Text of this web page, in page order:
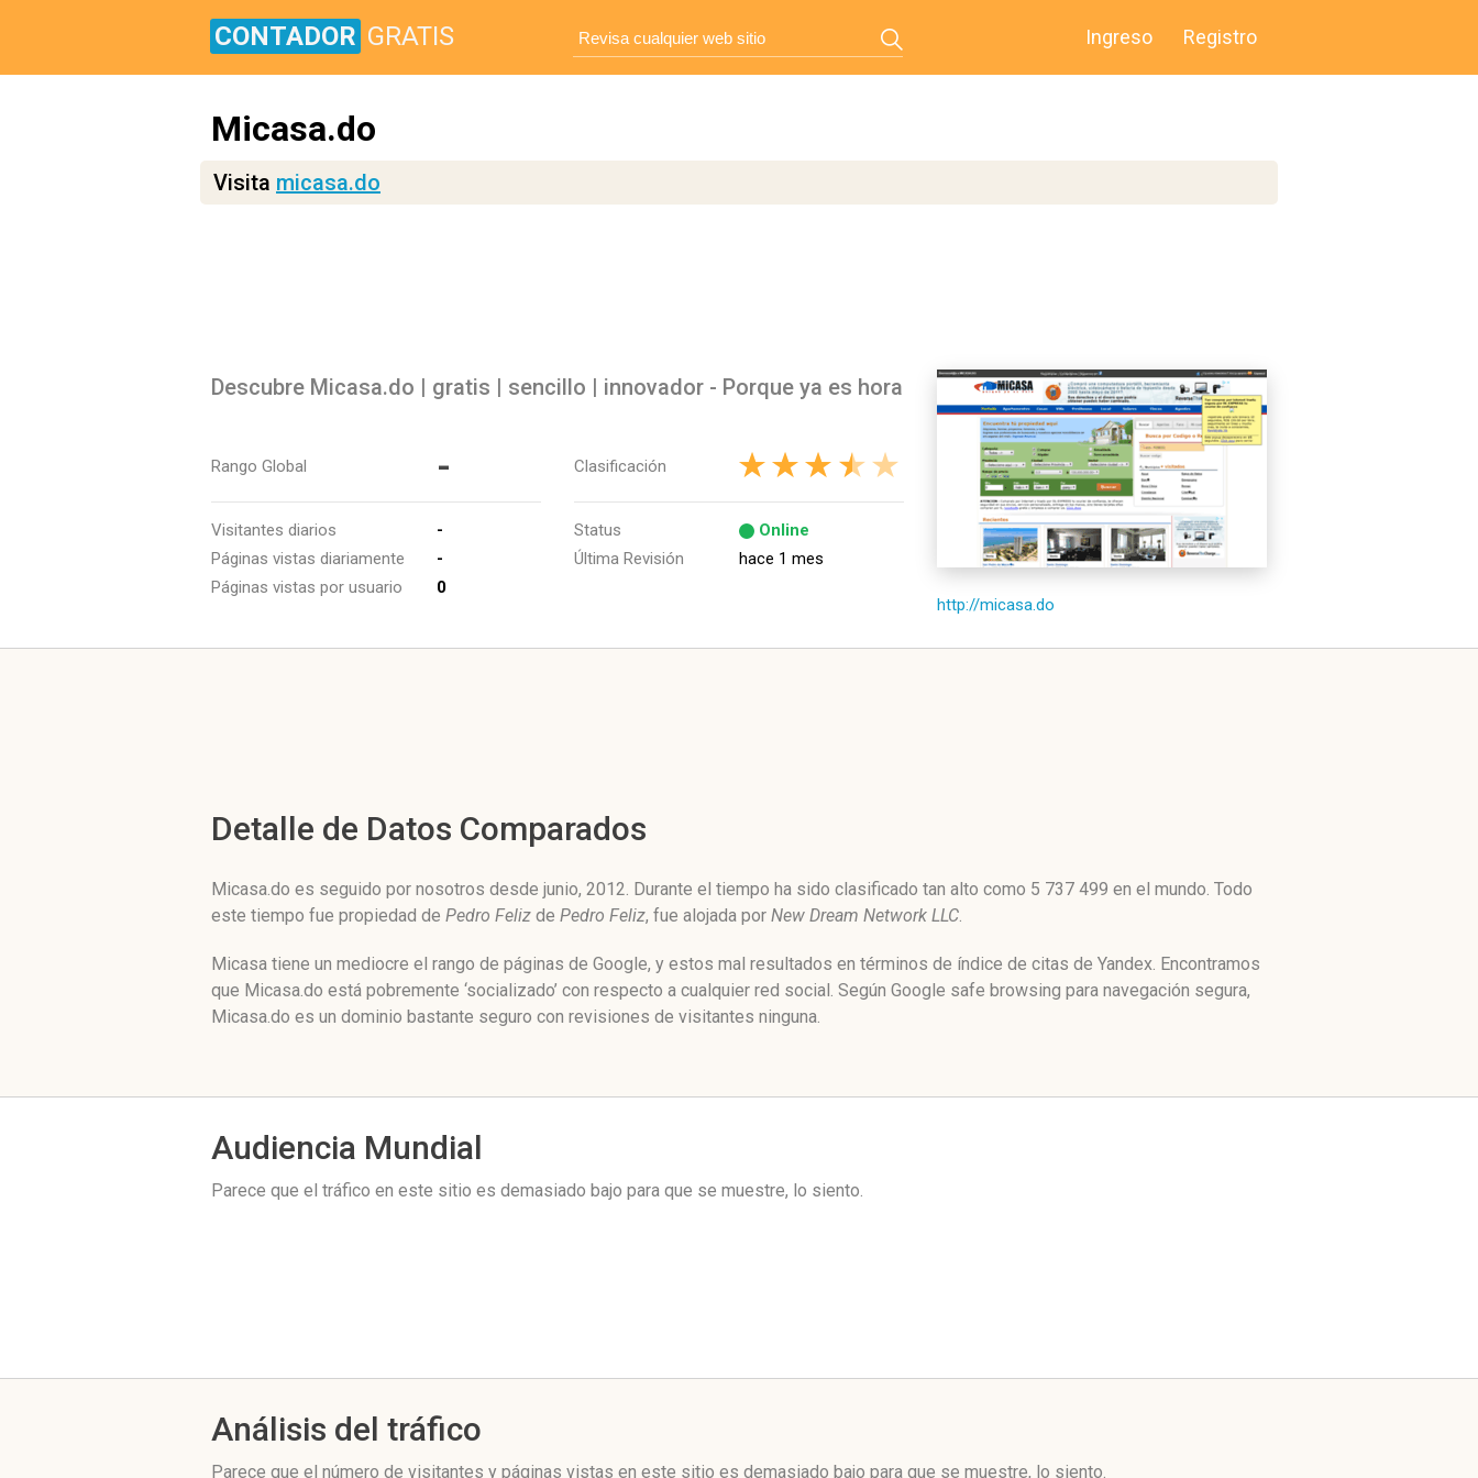
CONTADOR GRATIS Ingreso Registro
Micasa.do
Visita micasa.do
Descubre Micasa.do | gratis | sencillo | innovador - Porque ya es hora
Rango Global -
Visitantes diarios
-
Páginas vistas diariamente
-
Páginas vistas por usuario
0
Clasificación
Status
Online
Última Revisión
hace 1 mes
http://micasa.do
Detalle de Datos Comparados
Micasa.do es seguido por nosotros desde junio, 2012. Durante el tiempo ha sido clasificado tan alto como 5 737 499 en el mundo. Todo
este tiempo fue propiedad de Pedro Feliz de Pedro Feliz, fue alojada por New Dream Network LLC.
Micasa tiene un mediocre el rango de páginas de Google, y estos mal resultados en términos de índice de citas de Yandex. Encontramos
que Micasa.do está pobremente ‘socializado’ con respecto a cualquier red social. Según Google safe browsing para navegación segura,
Micasa.do es un dominio bastante seguro con revisiones de visitantes ninguna.
Audiencia Mundial
Parece que el tráfico en este sitio es demasiado bajo para que se muestre, lo siento.
Análisis del tráfico
Parece que el número de visitantes y páginas vistas en este sitio es demasiado bajo para que se muestre, lo siento.